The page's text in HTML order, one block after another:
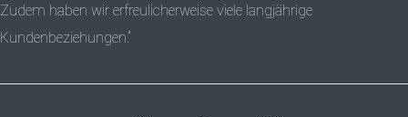
Zudem haben wir erfreulicherweise viele langjährige
Kundenbeziehungen.“